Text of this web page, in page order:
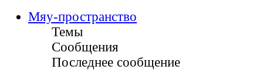
Мяу-пространство
Темы
Сообщения
Последнее сообщение